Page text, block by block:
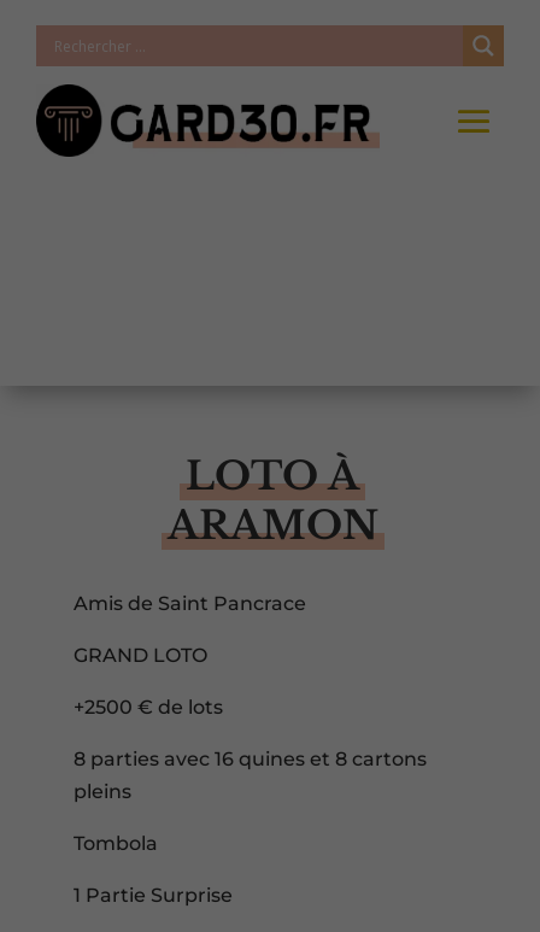
LOTO À
ARAMON
Amis de Saint Pancrace
GRAND LOTO
+2500 € de lots
8 parties avec 16 quines et 8 cartons
pleins
Tombola
1 Partie Surprise